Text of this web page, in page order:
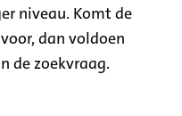
niveau. Komt de
dan voldoen
de zoekvraag.